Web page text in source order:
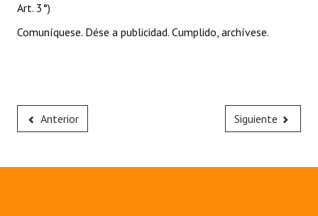
Art. 3°)
Comuníquese. Dése a publicidad. Cumplido, archívese.
Anterior Siguiente